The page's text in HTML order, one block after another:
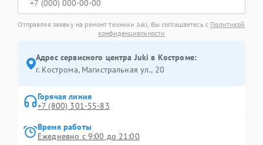
Отправляя заявку на ремонт техники Juki, Вы соглашаетесь с Политикой
конфиденциальности
Адрес сервисного центра Juki в Костроме:
г. Кострома, Магистральная ул., 20
Горячая линия
+7 (800) 301-55-83
Время работы
Ежедневно с 9:00 до 21:00